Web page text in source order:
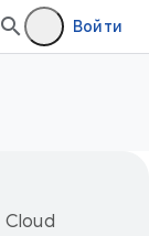
Войти
Cloud